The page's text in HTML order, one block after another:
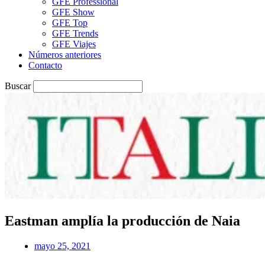
GFE Show
GFE Top
GFE Trends
GFE Viajes
Números anteriores
Contacto
Buscar
Eastman amplía la producción de Naia
mayo 25, 2021